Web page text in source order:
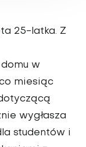
25-latka. Z
w
miesiąc
wygłasza
studentów i